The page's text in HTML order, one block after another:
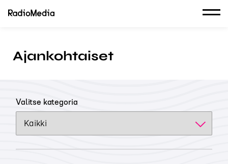
Ajankohtaiset
Valitse kategoria